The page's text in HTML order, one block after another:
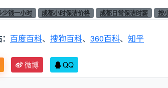
钱一小时？2025年市场真实区
洁服务有限公司的小时单价呈现一个清晰的
参考：
钱一小时 成都小时保洁价格 成都日常保洁时薪 按
百度百科、 搜狗百科、 360百科、 知乎
微博 QQ